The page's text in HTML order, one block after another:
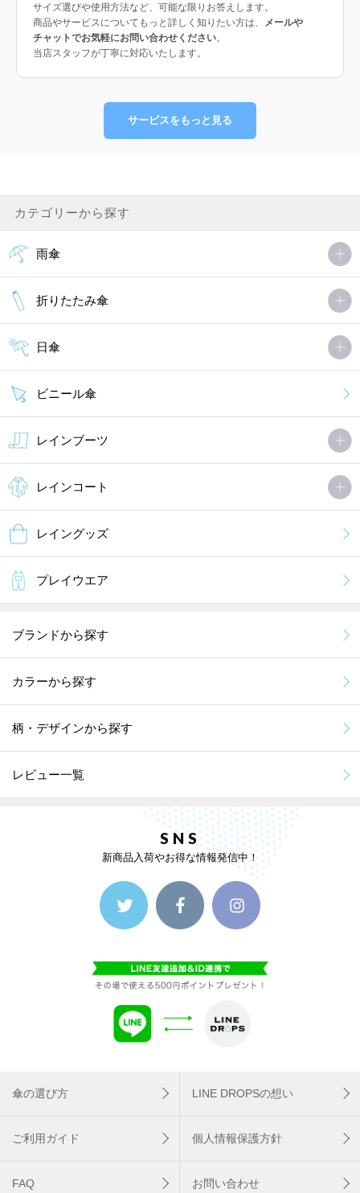
サイズ選びや使用方法など、可能な限りお答えします。
商品やサービスについてもっと詳しく知りたい方は、
メールや
チャットでお気軽にお問い合わせください。
当店スタッフが丁寧に対応いたします。
サービスをもっと見る
カテゴリーから探す
雨傘
折りたたみ傘
日傘
ビニール傘
レインブーツ
レインコート
レイングッズ
プレイウエア
ブランドから探す
カラーから探す
柄・デザインから探す
レビュー一覧
SNS
新商品入荷やお得な情報発信中！
傘の選び方 LINE DROPSの想い
ご利用ガイド 個人情報保護方針
FAQ お問い合わせ